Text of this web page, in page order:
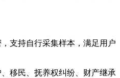
支持自行采集样本，满足用户
移民、抚养权纠纷、财产继承